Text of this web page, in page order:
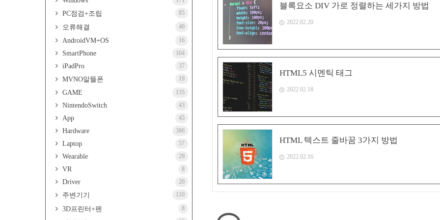
블록요소 DIV 가로 정렬하는 세가지 방법
2022.02.20
HTML5 시멘틱 태그
2022.02.18
HTML 텍스트 줄바꿈 3가지 방법
2022.02.16
PC점검+조립 85
오류해결 40
AndroidVM+OS 16
SmartPhone 104
iPadPro 37
MVNO알뜰폰 19
GAME 135
NintendoSwitch 43
App 45
Hardware 386
Laptop 57
Wearable 29
VR 8
Driver 20
주변기기 110
3D프린터+펜 8